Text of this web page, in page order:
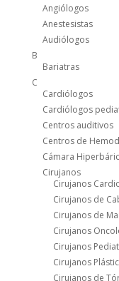
Angiólogos
Anestesistas
Audiólogos
B
Bariatras
C
Cardiólogos
Cardiólogos
Centros auditivos
Centros de
Cámara
Cirujanos
Cirujanos
Cirujanos de
Cirujanos de
Cirujanos
Cirujanos
Cirujanos
Cirujanos de